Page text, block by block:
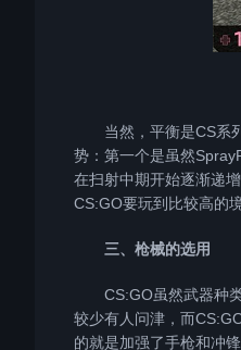
当然，平衡是CS系列
势：第一个是虽然
在扫射中期开始逐渐递
CS:GO要玩到比较高的
三、枪械的选用
CS:GO虽然武器种类
较少有人问津，而
的就是加强了手枪和冲